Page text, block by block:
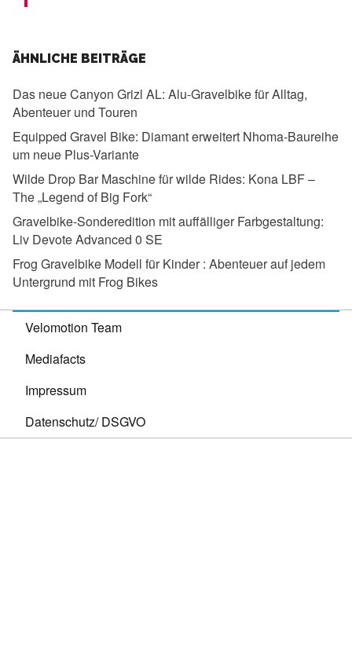
ÄHNLICHE BEITRÄGE
Das neue Canyon Grizl AL: Alu-Gravelbike für Alltag,
Abenteuer und Touren
Equipped Gravel Bike: Diamant erweitert Nhoma-Baureihe
um neue Plus-Variante
Wilde Drop Bar Maschine für wilde Rides: Kona LBF –
The „Legend of Big Fork“
Gravelbike-Sonderedition mit auffälliger Farbgestaltung:
Liv Devote Advanced 0 SE
Frog Gravelbike Modell für Kinder : Abenteuer auf jedem
Untergrund mit Frog Bikes
Velomotion Team
Mediafacts
Impressum
Datenschutz/ DSGVO